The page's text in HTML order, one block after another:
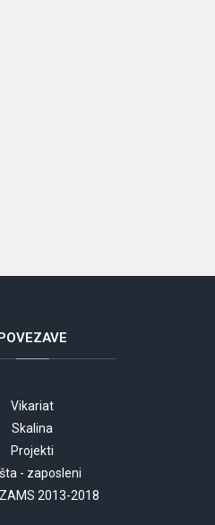
Vikariat
Skalina
Projekti
- zaposleni
2013-2018